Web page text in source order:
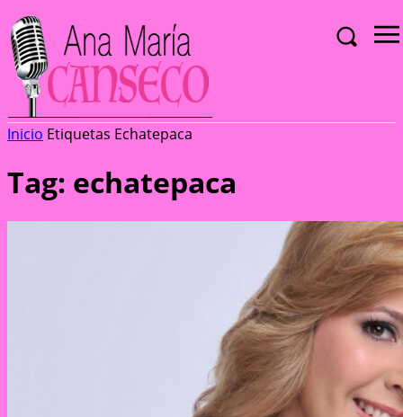
Inicio Etiquetas Echatepaca
Tag: echatepaca